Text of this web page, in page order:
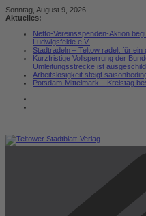
Zum
Inhalt
Sonntag, August 9, 2026
Aktuelles:
Netto-Vereinsspenden-Aktion
Ludwigsfelde e.V.
Stadtradeln – Teltow radelt für ein
Kurzfristige Vollsperrung der
Umleitungsstrecke ist
Arbeitslosigkeit steigt
Potsdam-Mittelmark – Kreistag